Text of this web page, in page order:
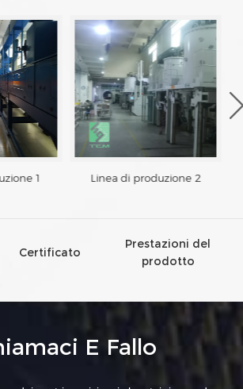
1 Linea di produzione 2
Certificato
Prestazioni del
prodotto
E Fallo